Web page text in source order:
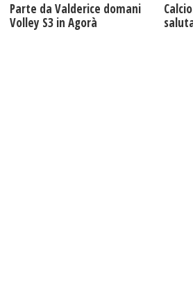
Parte da Valderice domani
Volley S3 in Agorà